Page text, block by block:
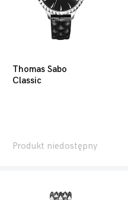
Thomas Sabo
Classic
Produkt niedostępny